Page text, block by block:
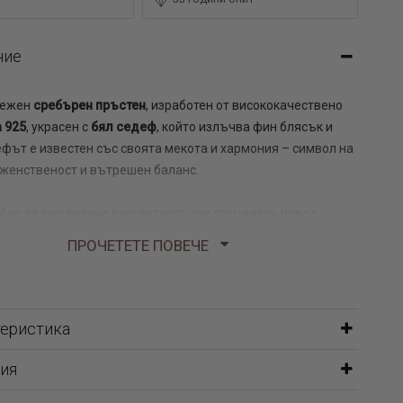
сребърен пръстен, изработен от висококачествено
925, украсен сбял седеф, който излъчва фин блясък и
е известен със своята мекота и хармония – символ на
и вътрешен баланс.
обеци за цялото ухо
ПРОЧЕТЕТЕ ПОВЕЧЕ